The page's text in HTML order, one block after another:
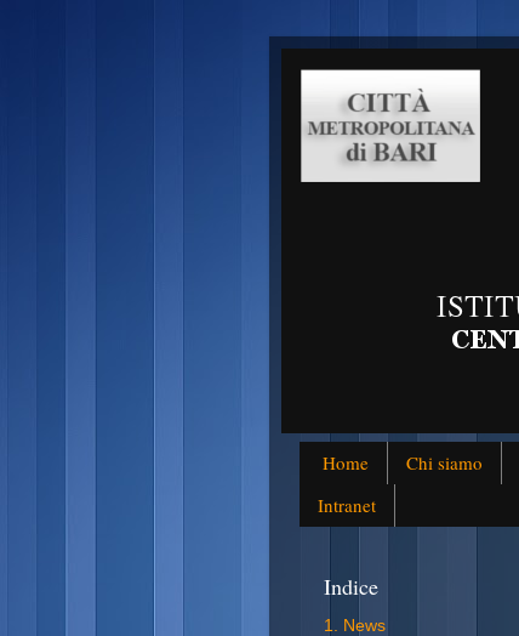
Home Chi siamo
Intranet
Indice
1. News